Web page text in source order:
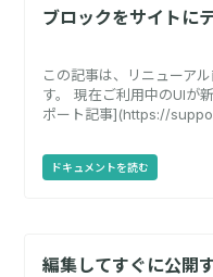
ブロックをサイトに
この記事は、リニューア
す。 現在ご利用中のUIが
ポート記事](https://
ドキュメントを読む
編集してすぐに公開